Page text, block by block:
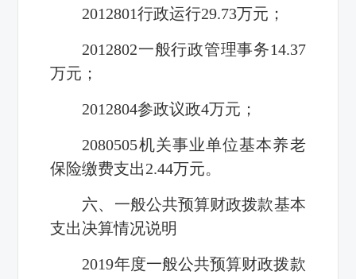
2012801行政运行29.73万元；
2012802一般行政管理事务14.37
万元；
2012804参政议政4万元；
2080505机关事业单位基本养老
保险缴费支出2.44万元。
六、一般公共预算财政拨款基本
支出决算情况说明
2019年度一般公共预算财政拨款